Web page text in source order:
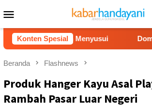
ke
kontenMobile
Konten Spesial
dan Menyusui Dompet Dhuafa
Beranda Flashnews
Produk Hanger Kayu Asal
Rambah Pasar Luar Negeri